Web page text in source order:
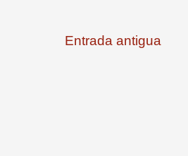
Entrada antigua